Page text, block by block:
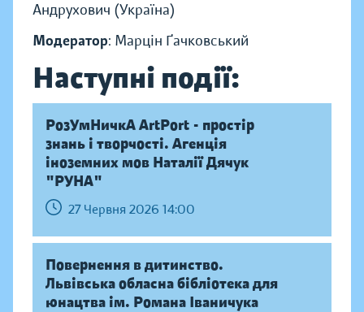
Андрухович (Україна)
Модератор: Марцін Ґачковський
Наступні події:
РозУмНичкА ArtPort - простір
знань і творчості. Агенція
іноземних мов Наталії Дячук
"РУНА"
27 Червня 2026 14:00
Повернення в дитинство.
Львівська обласна бібліотека для
юнацтва ім. Романа Іваничука